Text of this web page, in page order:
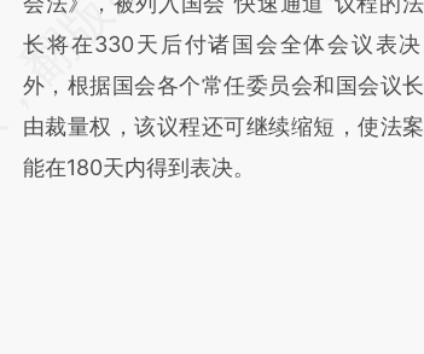
长将在330天后付诸国会全体会议表
外，根据国会各个常任委员会和国会议
由裁量权，该议程还可继续缩短，使法
能在180天内得到表决。